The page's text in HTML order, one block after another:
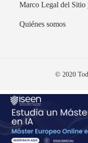
Marco Legal del Sitio
Quiénes somos
© 2020